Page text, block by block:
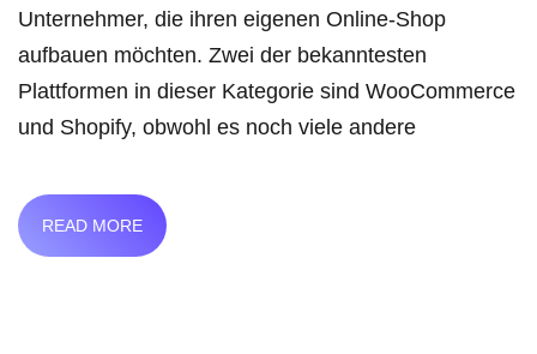
Unternehmer, die ihren eigenen Online-Shop
aufbauen möchten. Zwei der bekanntesten
Plattformen in dieser Kategorie sind WooCommerce
und Shopify, obwohl es noch viele andere
READ MORE